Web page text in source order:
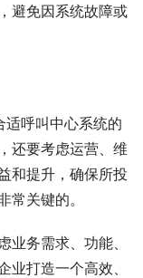
避免因系统故障或
适呼叫中心系统的
还要考虑运营、维
和提升，确保所投
常关键的。
务需求、功能、
打造一个高效、